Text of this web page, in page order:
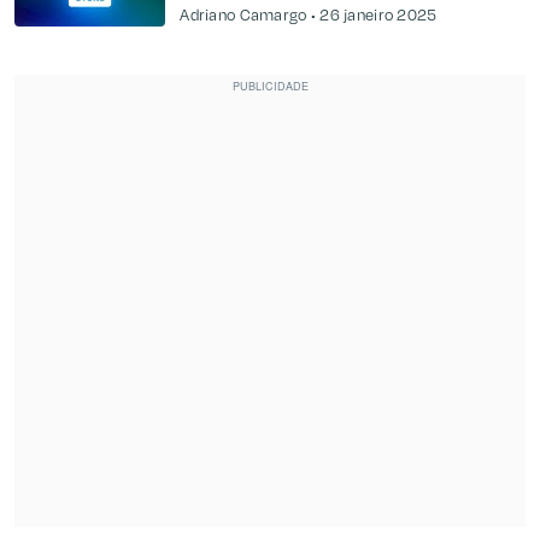
Adriano Camargo 26 janeiro 2025